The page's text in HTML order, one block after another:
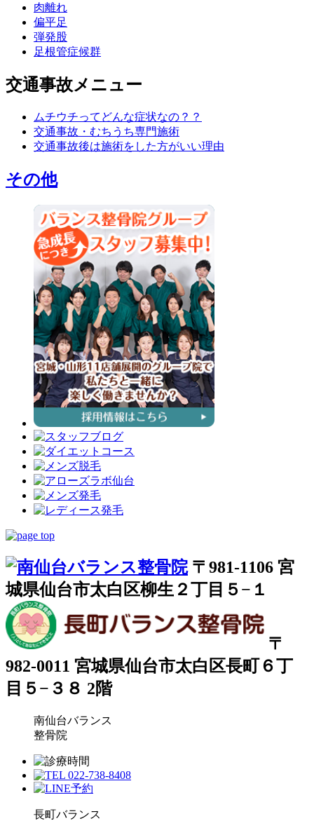
肉離れ
偏平足
弾発股
足根管症候群
交通事故メニュー
ムチウチってどんな症状なの？？
交通事故・むちうち専門施術
交通事故後は施術をした方がいい理由
その他
〒981-1106 宮
城県仙台市太白区柳生２丁目５−１
〒
982-0011 宮城県仙台市太白区長町６丁
目５−３８ 2階
南仙台バランス
整骨院
長町バランス